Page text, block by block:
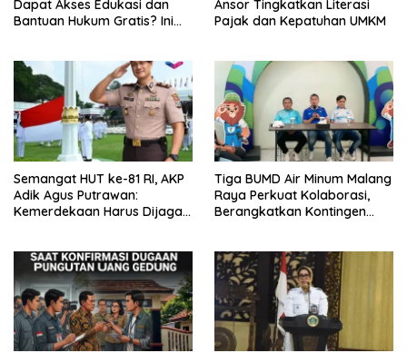
Dapat Akses Edukasi dan
Bantuan Hukum Gratis? Ini
Ansor Tingkatkan Literasi
Pajak dan Kepatuhan UMKM
Semangat HUT ke-81 RI, AKP
Adik Agus Putrawan:
Kemerdekaan Harus Dijaga
Tiga BUMD Air Minum Malang
Raya Perkuat Kolaborasi,
Berangkatkan Kontingen